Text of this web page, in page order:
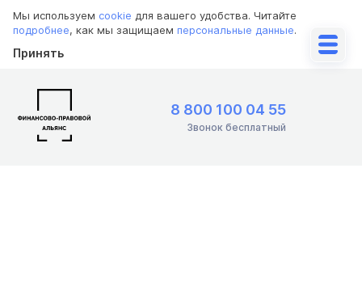
Мы используем cookie для вашего удобства. Читайте
подробнее, как мы защищаем персональные данные.
Принять
8 800 100 04 55
Звонок бесплатный